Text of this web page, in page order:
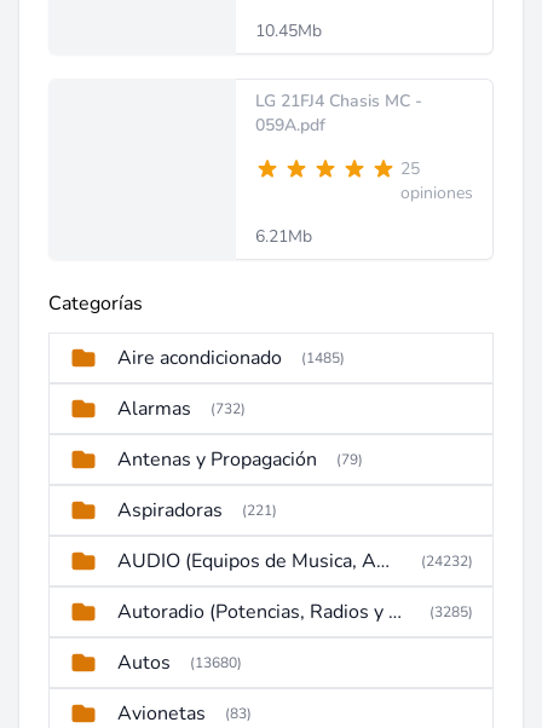
10.45Mb
LG 21FJ4 Chasis MC -
059A.pdf
25
opiniones
6.21Mb
Categorías
Aire acondicionado (1485)
Alarmas (732)
Antenas y Propagación (79)
Aspiradoras (221)
AUDIO (Equipos de Musica, Amplificadores, Reproductores, Etc) (24232)
Autoradio (Potencias, Radios y DVD) (3285)
Autos (13680)
Avionetas (83)